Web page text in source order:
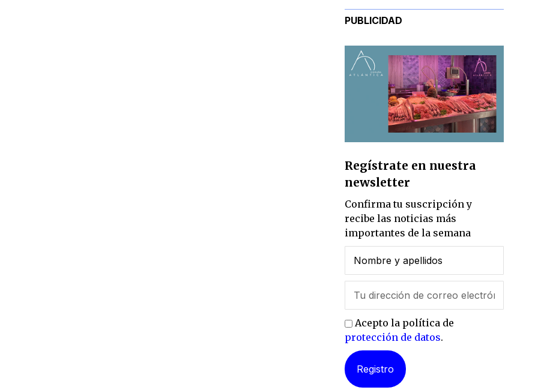
PUBLICIDAD
Regístrate en nuestra
newsletter
Confirma tu suscripción y
recibe las noticias más
importantes de la semana
Acepto la política de
protección de datos.